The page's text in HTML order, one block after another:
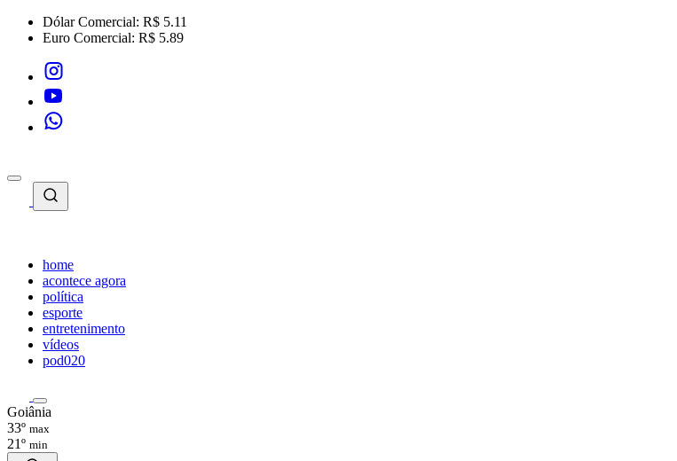
Dólar Comercial: R$ 5.11
Euro Comercial: R$ 5.89
home
acontece agora
política
esporte
entretenimento
vídeos
pod020
Goiânia
33º max
21º min